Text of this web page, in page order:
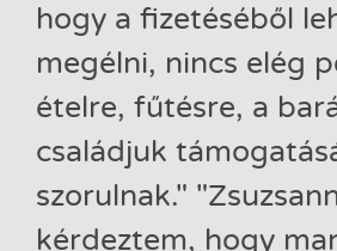
hogy a fizetéséből
megélni, nincs elég
ételre, fűtésre, a
családjuk
szorulnak."
kérdeztem, hogy